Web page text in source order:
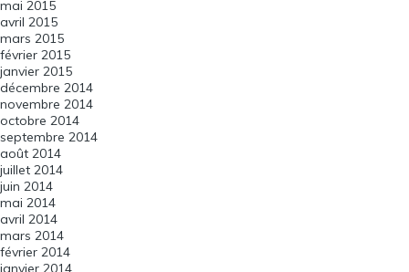
mai 2015
avril 2015
mars 2015
février 2015
janvier 2015
décembre 2014
novembre 2014
octobre 2014
septembre 2014
août 2014
juillet 2014
juin 2014
mai 2014
avril 2014
mars 2014
février 2014
janvier 2014